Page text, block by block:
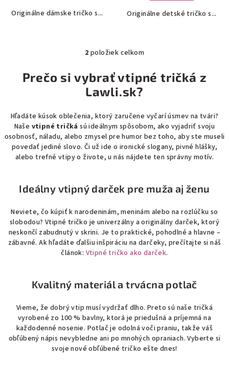
Originálne dámske tričko s... Originálne detské tričko s...
O
v
l
á
a
c
i
e
v
y
v
ý
p
i
u
2 položiek celkom
Prečo si vybrať vtipné tričká z
Lawli.sk?
Hľadáte kúsok oblečenia, ktorý zaručene vyčarí úsmev na tvári?
Naše vtipné tričká sú ideálnym spôsobom, ako vyjadriť svoju
osobnosť, náladu, alebo zmysel pre humor bez toho, aby ste museli
povedať jediné slovo. Či už ide o ironické slogany, pivné hlášky,
alebo trefné vtipy o živote, u nás nájdete ten správny motív.
Ideálny vtipný darček pre muža aj ženu
Neviete, čo kúpiť k narodeninám, meninám alebo na rozlúčku so
slobodou? Vtipné tričko je univerzálny a originálny darček, ktorý
neskončí zabudnutý v skrini. Je to praktické, pohodlné a hlavne –
zábavné. Ak hľadáte ďalšiu inšpiráciu na darčeky, prečítajte si náš
článok: Vtipné tričko ako darček.
Kvalitný materiál a trvácna potlač
Vieme, že dobrý vtip musí vydržať dlho. Preto sú naše tričká
vyrobené zo 100 % bavlny, ktorá je priedušná a príjemná na
každodenné nosenie. Potlač je odolná voči praniu, takže váš
obľúbený nápis nevybledne ani po mnohých opraniach. Vyberte si
svoje nové obľúbené tričko ešte dnes!